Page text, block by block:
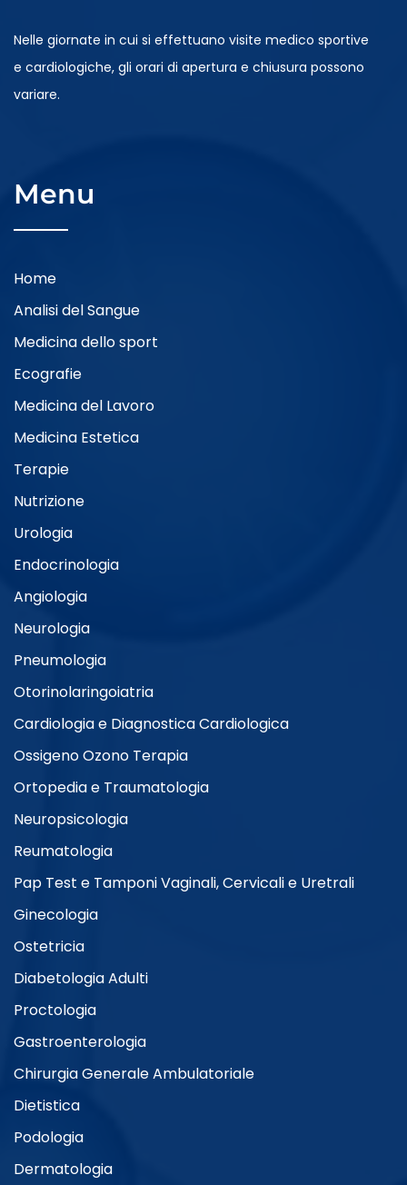
Gastroenterologia
Allergologia
Medicina Generale e Medicina
Nelle giornate in cui si effettuano visite medico sportive
e cardiologiche, gli orari di apertura e chiusura possono
variare.
Menu
Home
Analisi del Sangue
Medicina dello sport
Ecografie
Medicina del Lavoro
Medicina Estetica
Terapie
Nutrizione
Urologia
Endocrinologia
Angiologia
Neurologia
Pneumologia
Otorinolaringoiatria
Cardiologia e Diagnostica Cardiologica
Ossigeno Ozono Terapia
Ortopedia e Traumatologia
Neuropsicologia
Reumatologia
Pap Test e Tamponi Vaginali, Cervicali e Uretrali
Ginecologia
Ostetricia
Diabetologia Adulti
Proctologia
Gastroenterologia
Chirurgia Generale Ambulatoriale
Dietistica
Podologia
Dermatologia